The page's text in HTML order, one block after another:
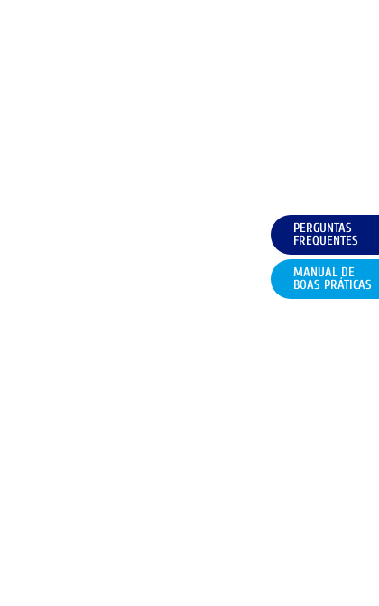
PERGUNTAS
FREQUENTES
MANUAL DE
BOAS PRÁTICAS